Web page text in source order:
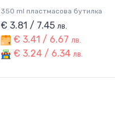
350 ml пластмасова бутилка
€ 3.81 / 7.45 лв.
€ 3.41 / 6.67 лв.
€ 3.24 / 6.34 лв.